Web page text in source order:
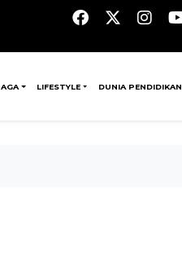
LIFESTYLE DUNIA PENDIDIKAN